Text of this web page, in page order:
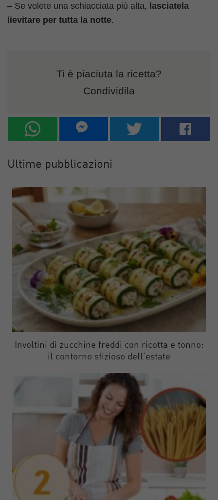
– Se volete una schiacciata più alta, lasciatela
lievitare per tutta la notte.
Ti è piaciuta la ricetta?
Condividila
Ultime pubblicazioni
Involtini di zucchine freddi con ricotta e tonno:
il contorno sfizioso dell’estate